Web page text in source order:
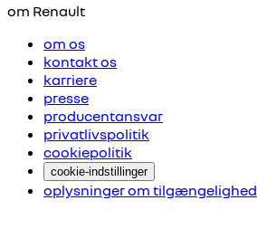
om Renault
om os
kontakt os
karriere
presse
producentansvar
privatlivspolitik
cookiepolitik
cookie-indstillinger
oplysninger om tilgængelighed